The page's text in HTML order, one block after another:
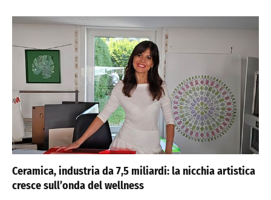
Ceramica, industria da 7,5 miliardi: la nicchia artistica
cresce sull’onda del wellness